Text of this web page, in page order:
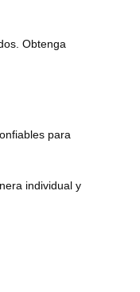
Obtenga
para
individual y